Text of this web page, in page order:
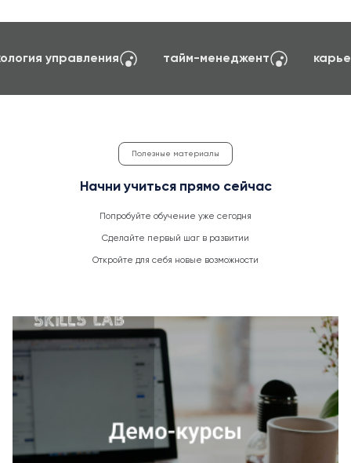
создание сайтов на TILDA психология
Полезные материалы
Начни учиться прямо сейчас
Попробуйте обучение уже сегодня
Сделайте первый шаг в развитии
Откройте для себя новые возможности